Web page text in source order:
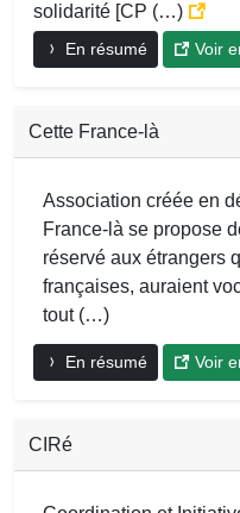
solidarité [CP (…)
En résumé Voir
Cette France-là
Association créée en
France-là se propose
réservé aux étrangers
françaises, auraient
tout (…)
En résumé Voir
CIRé